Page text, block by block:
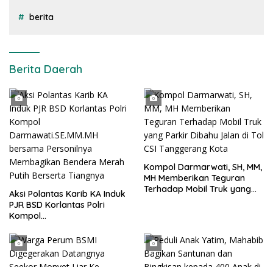
berita
Berita Daerah
Aksi Polantas Karib KA Induk
PJR BSD Korlantas Polri
Kompol
bersama Personilnya
Membagikan Bendera Merah
Putih Berserta Tiangnya
Kompol Darmarwati, SH, MM,
MH Memberikan Teguran
Terhadap Mobil Truk yang